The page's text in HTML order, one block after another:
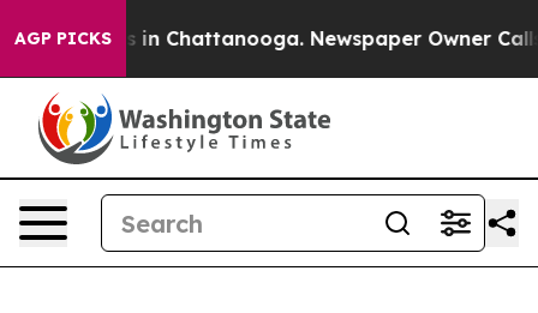
AGP PICKS
Chaos in Chattanooga. Newspaper Owner Calls